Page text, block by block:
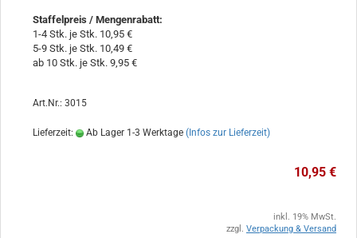
Staffelpreis / Mengenrabatt:
1-4 Stk. je Stk. 10,95 €
5-9 Stk. je Stk. 10,49 €
ab 10 Stk. je Stk. 9,95 €
Art.Nr.: 3015
Lieferzeit: Ab Lager 1-3 Werktage (Infos zur Lieferzeit)
10,95 €
inkl. 19% MwSt.
zzgl. Verpackung & Versand